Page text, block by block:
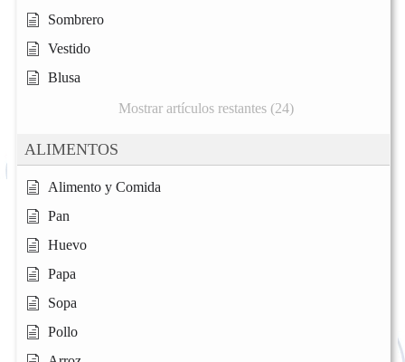
Sombrero
Vestido
Blusa
Mostrar artículos restantes (24)
ALIMENTOS
Alimento y Comida
Pan
Huevo
Papa
Sopa
Pollo